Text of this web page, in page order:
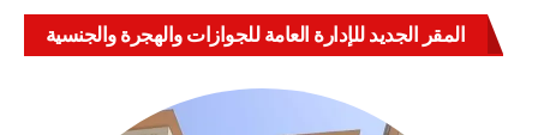
المقر الجديد للإدارة العامة للجوازات والهجرة والجنسية